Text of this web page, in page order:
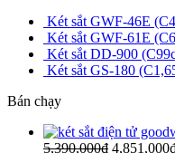
Két sắt GWF-46E
Két sắt GWF-61E
Két sắt DD-900
Két sắt GS-180
Bán chạy
5,390,000₫ 4,851,000